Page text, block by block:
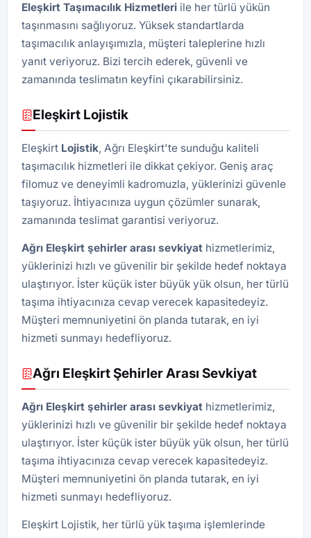
Eleşkirt Taşımacılık Hizmetleri ile her türlü yükün
taşınmasını sağlıyoruz. Yüksek standartlarda
taşımacılık anlayışımızla, müşteri taleplerine hızlı
yanıt veriyoruz. Bizi tercih ederek, güvenli ve
zamanında teslimatın keyfini çıkarabilirsiniz.
Eleşkirt Lojistik
Eleşkirt Lojistik, Ağrı Eleşkirt'te sunduğu kaliteli
taşımacılık hizmetleri ile dikkat çekiyor. Geniş araç
filomuz ve deneyimli kadromuzla, yüklerinizi güvenle
taşıyoruz. İhtiyacınıza uygun çözümler sunarak,
zamanında teslimat garantisi veriyoruz.
Ağrı Eleşkirt şehirler arası sevkiyat hizmetlerimiz,
yüklerinizi hızlı ve güvenilir bir şekilde hedef noktaya
ulaştırıyor. İster küçük ister büyük yük olsun, her türlü
taşıma ihtiyacınıza cevap verecek kapasitedeyiz.
Müşteri memnuniyetini ön planda tutarak, en iyi
hizmeti sunmayı hedefliyoruz.
Ağrı Eleşkirt Şehirler Arası Sevkiyat
Ağrı Eleşkirt şehirler arası sevkiyat hizmetlerimiz,
yüklerinizi hızlı ve güvenilir bir şekilde hedef noktaya
ulaştırıyor. İster küçük ister büyük yük olsun, her türlü
taşıma ihtiyacınıza cevap verecek kapasitedeyiz.
Müşteri memnuniyetini ön planda tutarak, en iyi
hizmeti sunmayı hedefliyoruz.
Eleşkirt Lojistik, her türlü yük taşıma işlemlerinde